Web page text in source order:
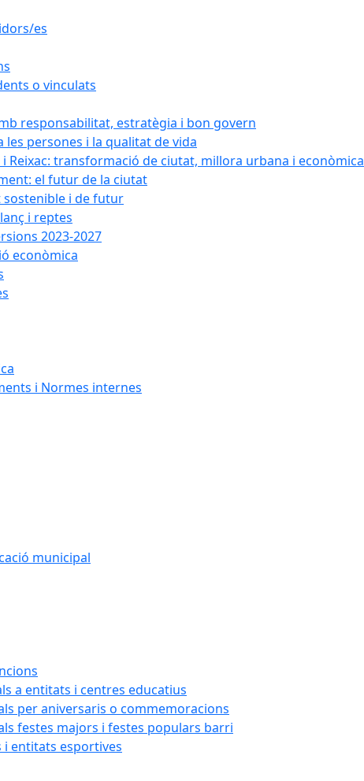
es
o vinculats
responsabilitat, estratègia i bon govern
les persones i la qualitat de vida
i Reixac: transformació de ciutat, millora urbana i econòmica
el futur de la ciutat
sostenible i de futur
i reptes
2023-2027
econòmica
i Normes internes
municipal
a entitats i centres educatius
per aniversaris o commemoracions
festes majors i festes populars barri
i entitats esportives